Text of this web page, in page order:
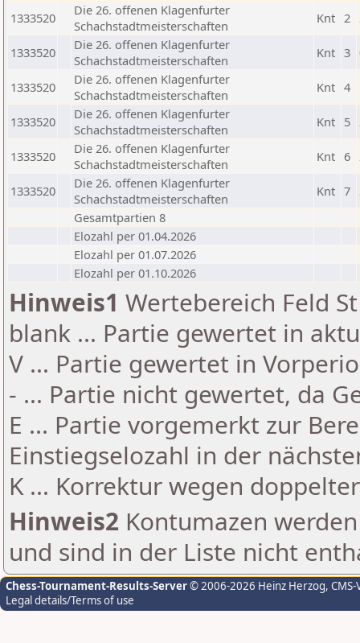
1333520
Die 26. offenen Klagenfurter
Schachstadtmeisterschaften
Knt 2
1333520
Die 26. offenen Klagenfurter
Schachstadtmeisterschaften
Knt 3
1333520
Die 26. offenen Klagenfurter
Schachstadtmeisterschaften
Knt 4
1333520
Die 26. offenen Klagenfurter
Schachstadtmeisterschaften
Knt 5
1333520
Die 26. offenen Klagenfurter
Schachstadtmeisterschaften
Knt 6
1333520
Die 26. offenen Klagenfurter
Schachstadtmeisterschaften
Knt 7
Gesamtpartien 8
Elozahl per 01.04.2026
Elozahl per 01.07.2026
Elozahl per 01.10.2026
Hinweis1 Wertebereich Feld
blank ... Partie gewertet in
V ... Partie gewertet in
- ... Partie nicht gewertet, da
E ... Partie vorgemerkt zur
Einstiegselozahl in der
K ... Korrektur wegen
Hinweis2 Kontumazen
und sind in der Liste nicht
Chess-Tournament-Results-Server© 2006-2026 Heinz Herzog,
Legal details/Terms of use